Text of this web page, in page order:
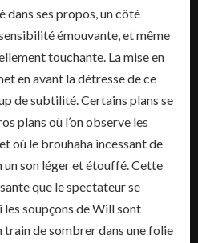
dans ses propos, un côté
émouvante, et même
touchante. La mise en
en avant la détresse de ce
de subtilité. Certains plans se
plans où l’on observe les
où le brouhaha incessant de
un son léger et étouffé. Cette
que le spectateur se
soupçons de Will sont
train de sombrer dans une folie